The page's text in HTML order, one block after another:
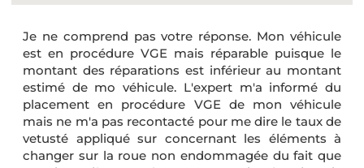
Je ne comprend pas votre réponse. Mon véhicule
est en procédure VGE mais réparable puisque le
montant des réparations est inférieur au montant
estimé de mo véhicule. L'expert m'a informé du
placement en procédure VGE de mon véhicule
mais ne m'a pas recontacté pour me dire le taux de
vetusté appliqué sur concernant les éléments à
changer sur la roue non endommagée du fait que